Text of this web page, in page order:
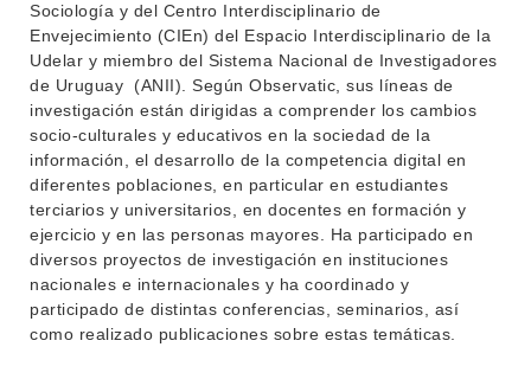
Sociología y del Centro Interdisciplinario de
Envejecimiento (CIEn) del Espacio Interdisciplinario de la
Udelar y miembro del Sistema Nacional de Investigadores
de Uruguay (ANII). Según Observatic, sus líneas de
investigación están dirigidas a comprender los cambios
socio-culturales y educativos en la sociedad de la
información, el desarrollo de la competencia digital en
diferentes poblaciones, en particular en estudiantes
terciarios y universitarios, en docentes en formación y
ejercicio y en las personas mayores. Ha participado en
diversos proyectos de investigación en instituciones
nacionales e internacionales y ha coordinado y
participado de distintas conferencias, seminarios, así
como realizado publicaciones sobre estas temáticas.